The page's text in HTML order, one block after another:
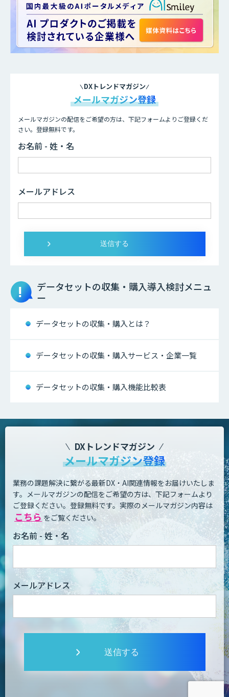
DXトレンドマガジン
メールマガジン登録
メールマガジンの配信をご希望の方は、下記フォームよりご登録くだ
さい。登録無料です。
お名前 - 姓・名
メールアドレス
データセットの収集・購入導入検討メニュ
ー
データセットの収集・購入とは？
データセットの収集・購入サービス・企業一覧
データセットの収集・購入機能比較表
DXトレンドマガジン
メールマガジン登録
業務の課題解決に繋がる最新DX・AI関連情報をお届けいたしま
す。 メールマガジンの配信をご希望の方は、下記フォームより
ご登録ください。登録無料です。 実際のメールマガジン内容は
こちら をご覧ください。
お名前 - 姓・名
メールアドレス
送信する